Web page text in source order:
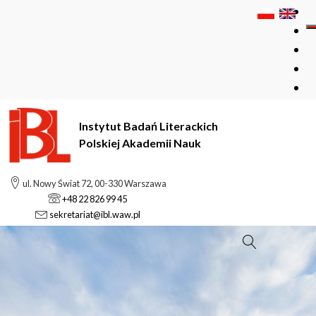
Instytut Badań Literackich
Polskiej Akademii Nauk
ul. Nowy Świat 72, 00-330 Warszawa
+48 22 826 99 45
sekretariat@ibl.waw.pl
Szukaj